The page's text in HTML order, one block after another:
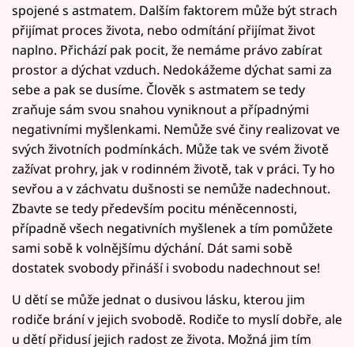
spojené s astmatem. Dalším faktorem může být strach
přijímat proces života, nebo odmítání přijímat život
naplno. Přichází pak pocit, že nemáme právo zabírat
prostor a dýchat vzduch. Nedokážeme dýchat sami za
sebe a pak se dusíme. Člověk s astmatem se tedy
zraňuje sám svou snahou vyniknout a případnými
negativními myšlenkami. Nemůže své činy realizovat ve
svých životních podmínkách. Může tak ve svém životě
zažívat prohry, jak v rodinném životě, tak v práci. Ty ho
sevřou a v záchvatu dušnosti se nemůže nadechnout.
Zbavte se tedy především pocitu méněcennosti,
případně všech negativních myšlenek a tím pomůžete
sami sobě k volnějšímu dýchání. Dát sami sobě
dostatek svobody přináší i svobodu nadechnout se!
U dětí se může jednat o dusivou lásku, kterou jim
rodiče brání v jejich svobodě. Rodiče to myslí dobře, ale
u dětí přidusí jejich radost ze života. Možná jim tím